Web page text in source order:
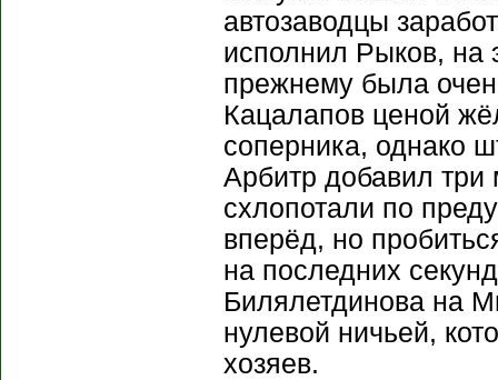
автозаводцы
исполнил Рыков, на
прежнему была
Кацалапов ценой
соперника, однако
Арбитр добавил три
схлопотали по
вперёд, но
на последних
Билялетдинова на
нулевой ничьей,
хозяев.